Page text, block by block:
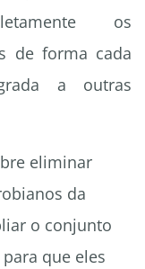
os
de forma cada
a outras
eliminar
da
o conjunto
que eles